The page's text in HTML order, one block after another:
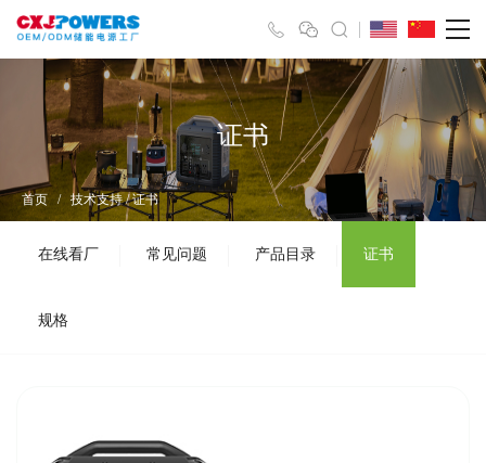
证书
首页 / 技术支持/证书
在线看厂 常见问题 产品目录 证书
规格